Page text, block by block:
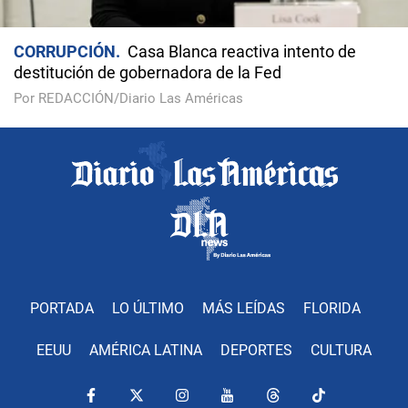
CORRUPCIÓN
Casa Blanca reactiva intento de
destitución de gobernadora de la Fed
Por REDACCIÓN/Diario Las Américas
PORTADA LO ÚLTIMO MÁS LEÍDAS FLORIDA
EEUU AMÉRICA LATINA DEPORTES CULTURA